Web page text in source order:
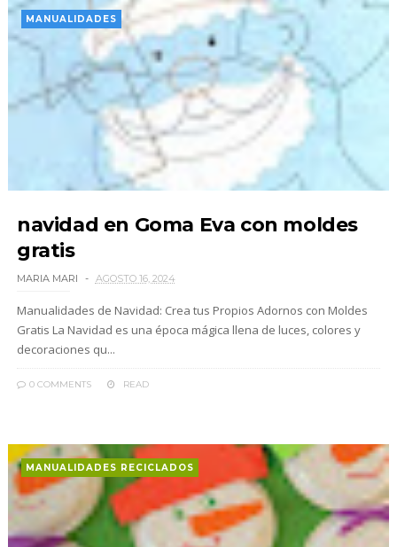
MANUALIDADES
navidad en Goma Eva con moldes
gratis
MARIA MARI AGOSTO 16, 2024
Manualidades de Navidad: Crea tus Propios Adornos con Moldes
Gratis La Navidad es una época mágica llena de luces, colores y
decoraciones qu...
0 COMMENTS READ
MANUALIDADES RECICLADOS